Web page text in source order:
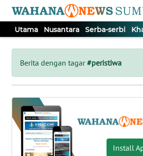
Utama Nusantara Serba-serbi
Berita dengan tagar#peristiwa
Install
Tutup
UTAMA
NUSANTARA
SERBA-
SERBI